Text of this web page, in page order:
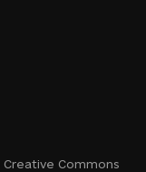
Creative Commons